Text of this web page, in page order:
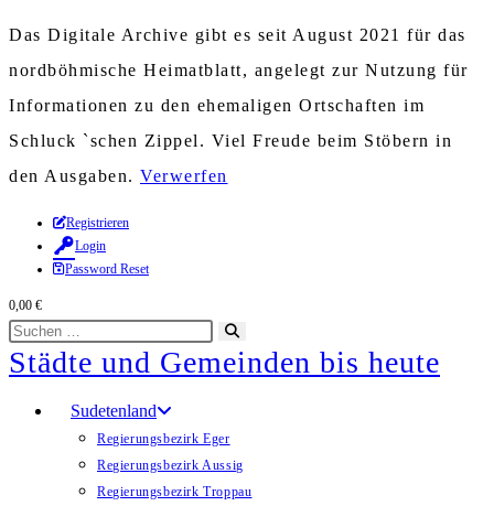
Das Digitale Archive gibt es seit August 2021 für das
nordböhmische Heimatblatt, angelegt zur Nutzung für
Informationen zu den ehemaligen Ortschaften im
Schluck `schen Zippel. Viel Freude beim Stöbern in
den Ausgaben. Verwerfen
Zum
Inhalt
springen
Registrieren
Login
Password Reset
0,00 €
Diese
Website
durchsuchen
starten
Städte und Gemeinden bis heute
Sudetenland
Regierungsbezirk Eger
Regierungsbezirk Aussig
Regierungsbezirk Troppau